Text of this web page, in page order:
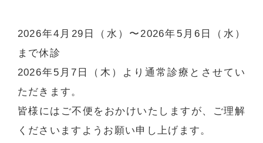
2026年4月29日（水）〜2026年5月6日（水）
まで休診
2026年5月7日（木）より通常診療とさせてい
ただきます。
皆様にはご不便をおかけいたしますが、ご理解
くださいますようお願い申し上げます。